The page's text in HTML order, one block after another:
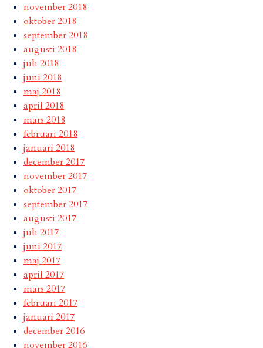
november 2018
oktober 2018
september 2018
augusti 2018
juli 2018
juni 2018
maj 2018
april 2018
mars 2018
februari 2018
januari 2018
december 2017
november 2017
oktober 2017
september 2017
augusti 2017
juli 2017
juni 2017
maj 2017
april 2017
mars 2017
februari 2017
januari 2017
december 2016
november 2016